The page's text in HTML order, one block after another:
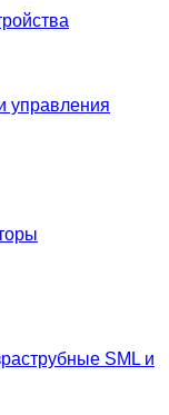
управления
SML и